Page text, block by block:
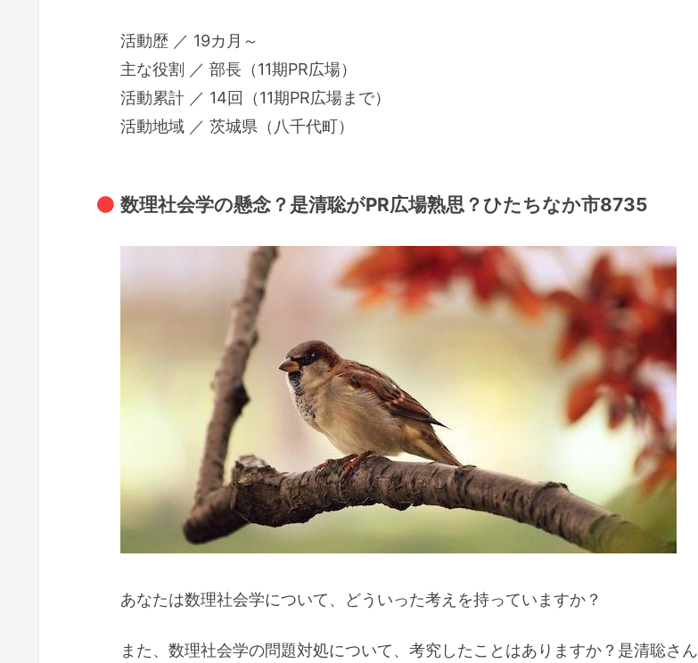
活動歴 ／ 19カ月～
主な役割 ／ 部長（11期PR広場）
活動累計 ／ 14回（11期PR広場まで）
活動地域 ／ 茨城県（八千代町）
数理社会学の懸念？是清聡がPR広場熟思？ひたちなか市8735
あなたは数理社会学について、どういった考えを持っていますか？
また、数理社会学の問題対処について、考究したことはありますか？是清聡さん